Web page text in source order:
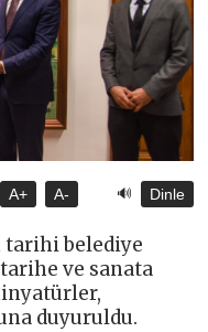
A+ A- 🔊 Dinle
tarihi belediye
ve sanata
duyuruldu.